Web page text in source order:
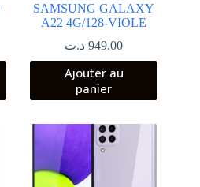
SAMSUNG GALAXY
A22 4G/128-VIOLE
949.00 د.ت
Ajouter au
panier